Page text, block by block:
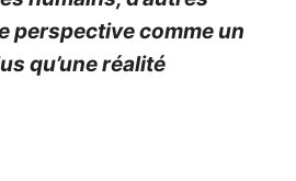
perspective comme un
qu’une réalité